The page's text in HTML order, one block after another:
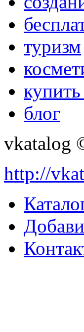
туризм
блог
vkatalog
http://